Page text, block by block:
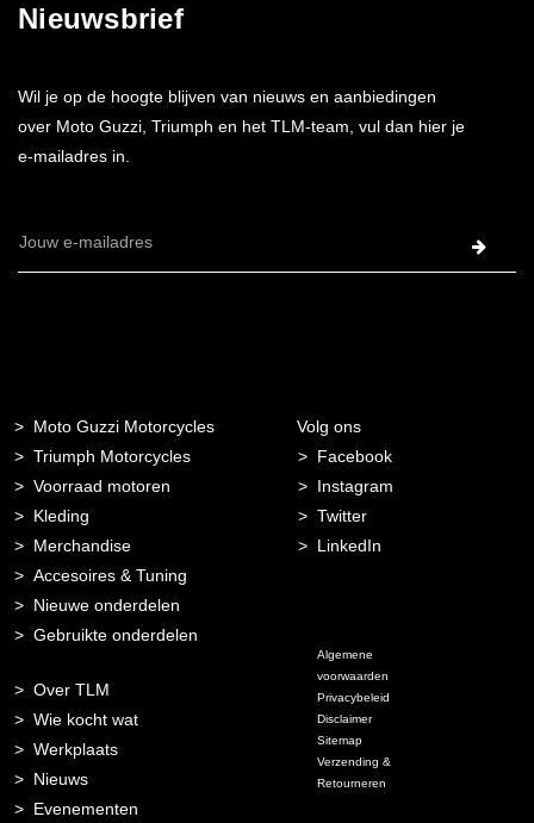
Nieuwsbrief
Wil je op de hoogte blijven van nieuws en aanbiedingen
over Moto Guzzi, Triumph en het TLM-team, vul dan hier je
e-mailadres in.
E-
Moto Guzzi Motorcycles
Triumph Motorcycles
Voorraad motoren
Kleding
Merchandise
Accesoires & Tuning
Nieuwe onderdelen
Gebruikte onderdelen
Over TLM
Wie kocht wat
Werkplaats
Nieuws
Evenementen
Volg ons
Facebook
Instagram
Twitter
LinkedIn
Algemene
voorwaarden
Privacybeleid
Disclaimer
Sitemap
Verzending &
Retourneren